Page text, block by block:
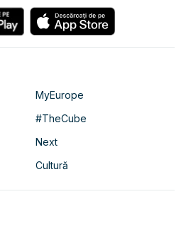
MyEurope
#TheCube
Next
Cultură